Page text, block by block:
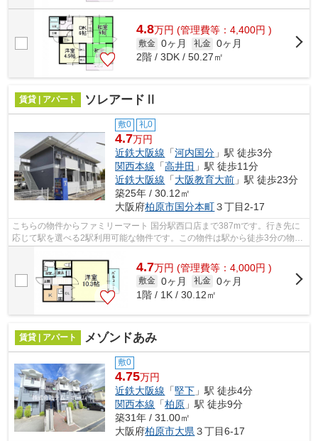
4.8万円 (管理費等：4,400円 )
敷金 0ヶ月 礼金 0ヶ月
2階 / 3DK / 50.27㎡
賃貸 | アパート ソレアードⅡ
敷0 礼0
4.7万円
近鉄大阪線 「河内国分 」駅 徒歩3分
関西本線 「高井田 」駅 徒歩11分
近鉄大阪線 「大阪教育大前 」駅 徒歩23分
築25年 / 30.12㎡
大阪府柏原市国分本町３丁目2-17
こちらの物件からファミリーマート 国分駅西口店まで387mです。行き先に
応じて駅を選べる2駅利用可能な物件です。この物件は駅から徒歩3分の物件
4.7万円 (管理費等：4,000円 )
敷金 0ヶ月 礼金 0ヶ月
1階 / 1K / 30.12㎡
賃貸 | アパート メゾンドあみ
敷0
4.75万円
近鉄大阪線 「堅下 」駅 徒歩4分
関西本線 「柏原 」駅 徒歩9分
築31年 / 31.00㎡
大阪府柏原市大県 ３丁目6-17